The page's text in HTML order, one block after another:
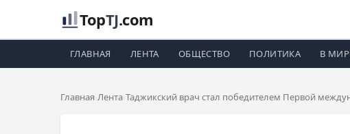
TopTJ.com
ГЛАВНАЯ ЛЕНТА ОБЩЕСТВО ПОЛИТИКА В
Главная Лента Таджикский врач стал победителем Первой